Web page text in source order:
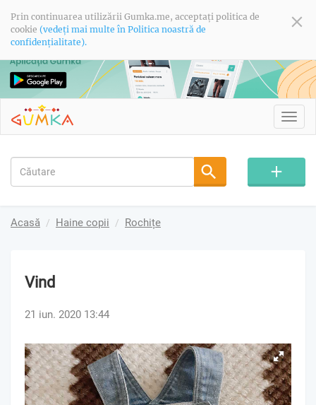
Prin continuarea utilizării Gumka.me, acceptați politica de
cookie (vedeți mai multe în Politica noastră de
confidențialitate).
Acasă Haine copii Rochițe
Vind
21 iun. 2020 13:44